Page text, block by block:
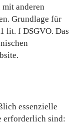
anderen
Grundlage für
lit. f DSGVO. Das
essenzielle
erforderlich sind: